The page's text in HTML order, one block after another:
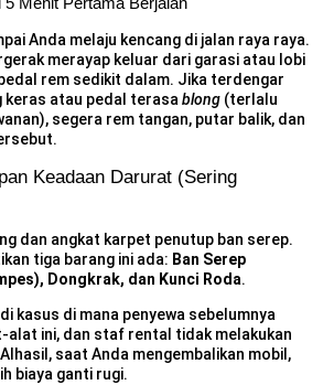
Anda melaju kencang di jalan raya raya.
merayap keluar dari garasi atau lobi
rem sedikit dalam. Jika terdengar
keras atau pedal terasablong (terlalu
segera rem tangan, putar balik, dan
Keadaan Darurat (Sering
dan angkat karpet penutup ban serep.
tiga barang ini ada: Ban Serep
Dongkrak, dan Kunci Roda.
kasus di mana penyewa sebelumnya
alat ini, dan staf rental tidak melakukan
saat Anda mengembalikan mobil,
biaya ganti rugi.